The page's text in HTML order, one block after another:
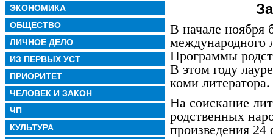
ЭКОНОМИКА
ОБЩЕСТВО
ЛИЧНОЕ ДЕЛО
ИЗ ПЕРВЫХ УСТ
ПРИОРИТЕТ
ЧЕЛОВЕК И ЗАКОН
ЧП
КУЛЬТУРА
В начале ноября
международного
Программы
В этом году
коми литератора.
На соискание
родственных
произведения 24